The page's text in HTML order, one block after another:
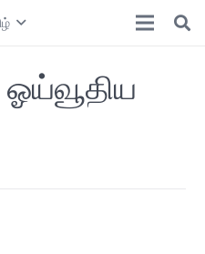
ஓய்வூதிய